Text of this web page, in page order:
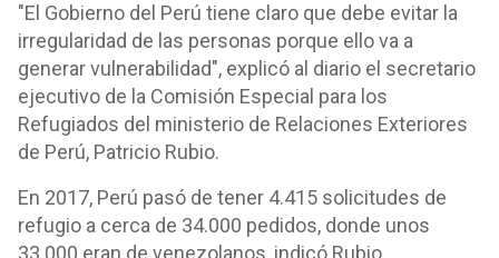
"El Gobierno del Perú tiene claro que debe evitar la
irregularidad de las personas porque ello va a
generar vulnerabilidad", explicó al diario el secretario
ejecutivo de la Comisión Especial para los
Refugiados del ministerio de Relaciones Exteriores
de Perú, Patricio Rubio.
En 2017, Perú pasó de tener 4.415 solicitudes de
refugio a cerca de 34.000 pedidos, donde unos
33.000 eran de venezolanos, indicó Rubio.